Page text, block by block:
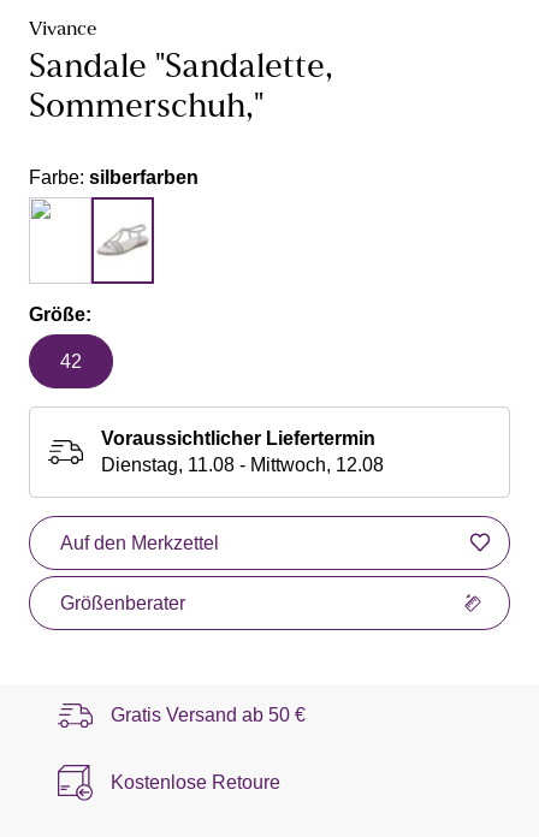
Vivance
Sandale "Sandalette,
Sommerschuh,"
Farbe: silberfarben
Größe:
42
Voraussichtlicher Liefertermin
Dienstag, 11.08 - Mittwoch, 12.08
Auf den Merkzettel
Größenberater
Gratis Versand ab 50 €
Kostenlose Retoure